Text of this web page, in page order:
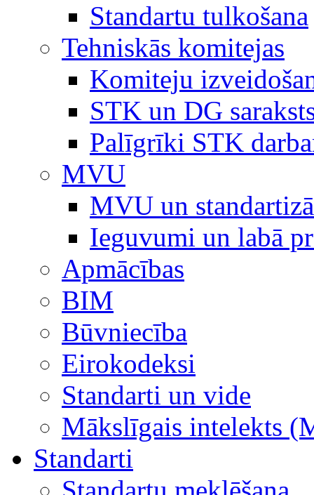
Standartu tulkošana
Tehniskās komitejas
Komiteju
STK un DG
Palīgrīki STK
MVU
MVU un
Ieguvumi un labā
Apmācības
BIM
Būvniecība
Eirokodeksi
Standarti un vide
Mākslīgais intelekts
Standarti